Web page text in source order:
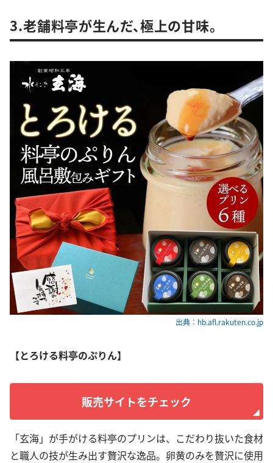
3.老舗料亭が生んだ、極上の甘味。
出典：hb.afl.rakuten.co.jp
【とろける料亭のぷりん】
販売サイトをチェック
「玄海」が手がける料亭のプリンは、こだわり抜いた食材
と職人の技が生み出す贅沢な逸品。卵黄のみを贅沢に使用